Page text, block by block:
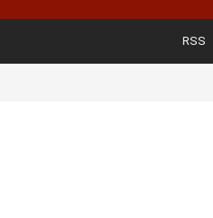
RSS